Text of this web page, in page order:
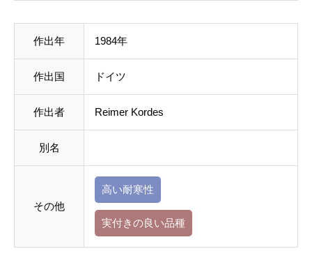
作出年 1984年
作出国 ドイツ
作出者 Reimer Kordes
別名
その他
高い耐寒性
実付きの良い品種